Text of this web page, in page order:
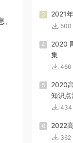
3 2021
500
4
2020
集
466
5
2020
知识
434
6 2022
362